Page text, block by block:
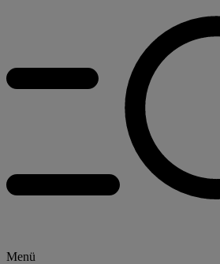
Menü